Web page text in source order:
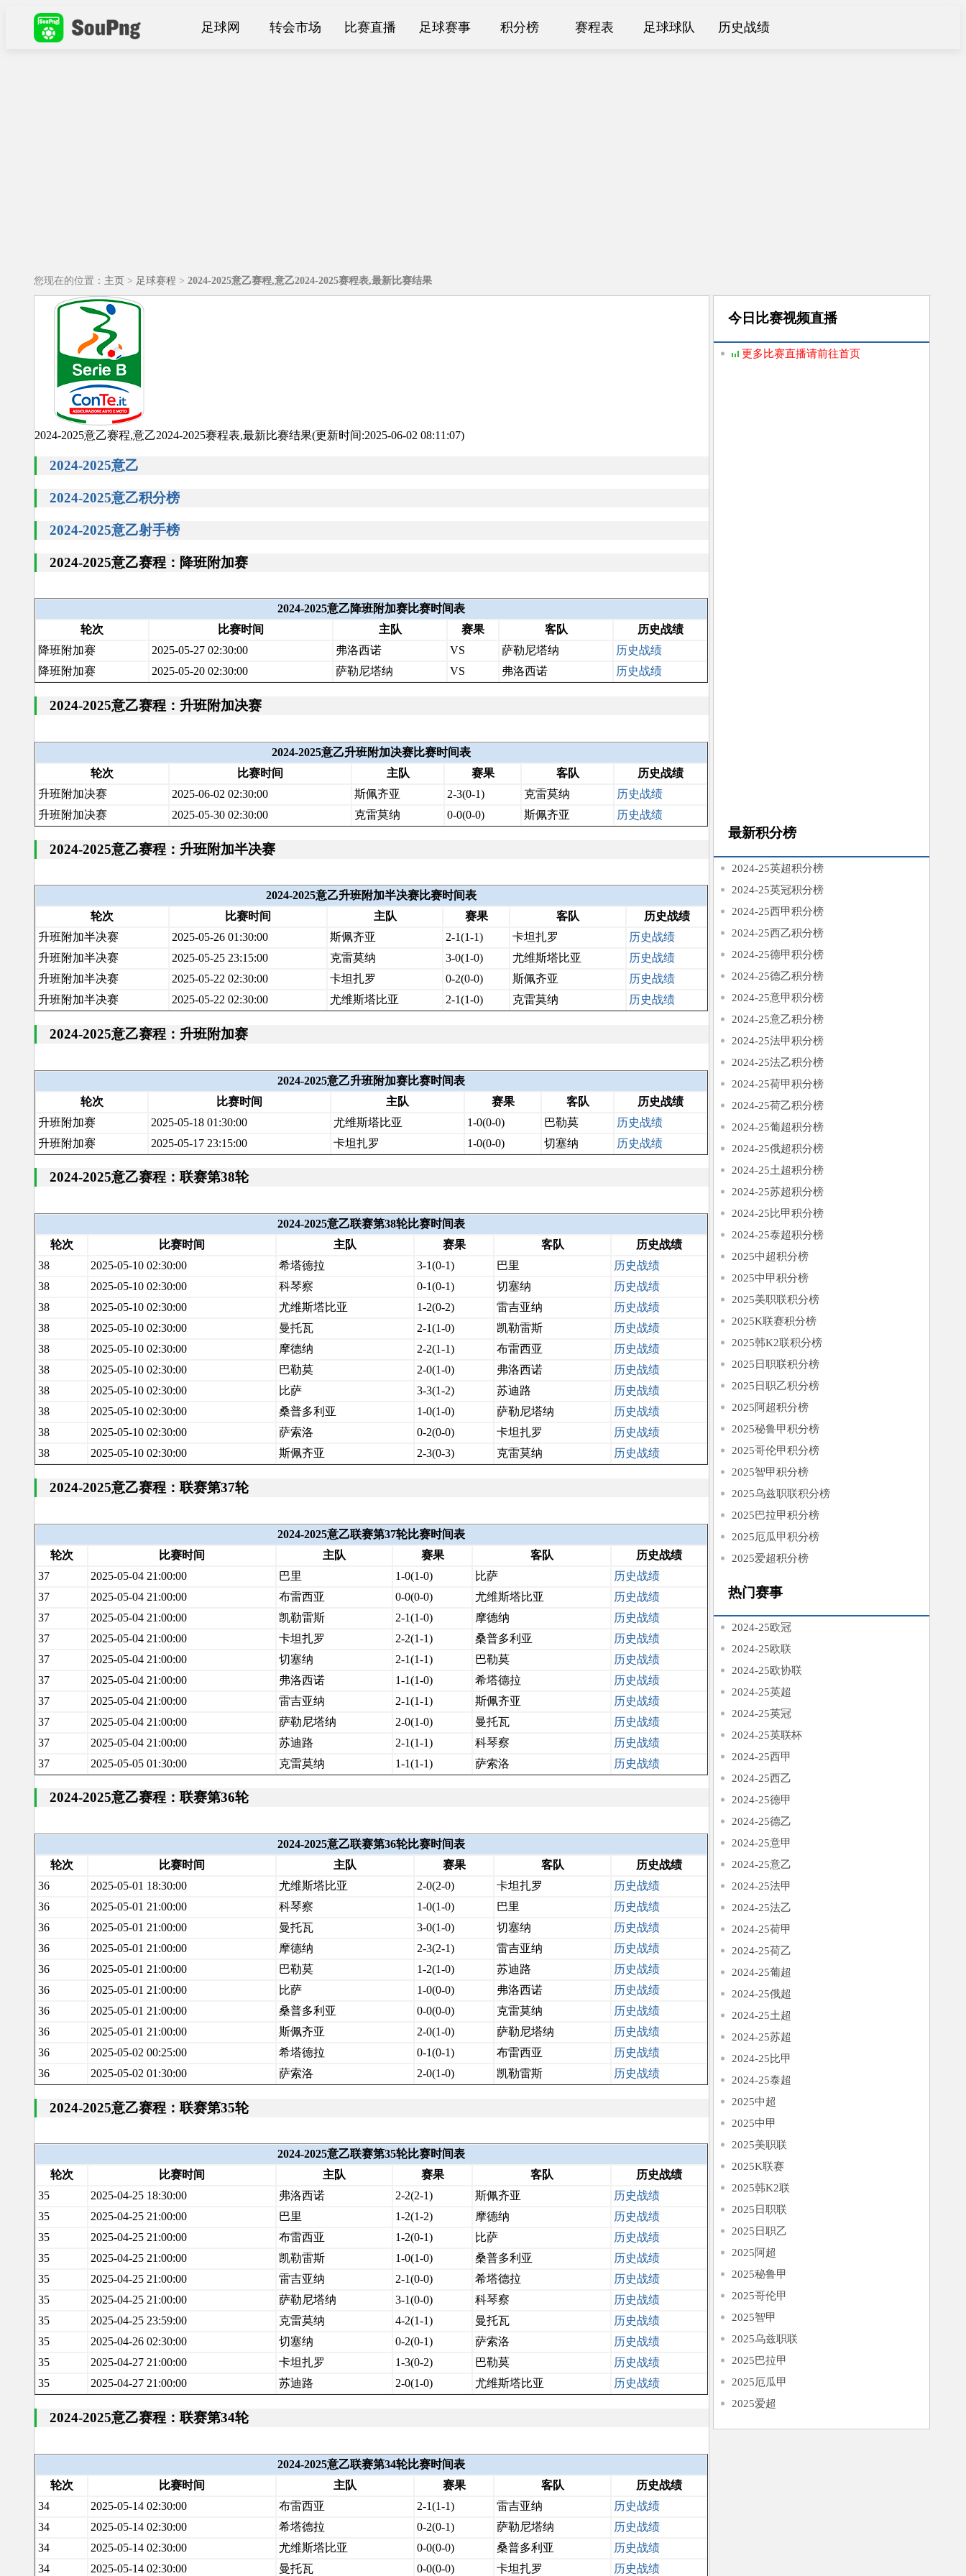
足球网 转会市场 比赛直播 足球赛事 积分榜 赛程表 足球球队 历史战绩
您现在的位置： 主页 > 足球赛程 > 2024-2025意乙赛程,意乙2024-2025赛程表,最新比赛结果
2024-2025意乙赛程,意乙2024-2025赛程表,最新比赛结果(更新时间:2025-06-02 08:11:07)
2024-2025意乙
2024-2025意乙积分榜
2024-2025意乙射手榜
2024-2025意乙赛程：降班附加赛
2024-2025意乙降班附加赛比赛时间表
轮次
比赛时间 主队 赛果 客队
历史战绩
降班附加赛
2025-05-27 02:30:00 弗洛西诺 VS 萨勒尼塔纳
历史战绩
降班附加赛
2025-05-20 02:30:00 萨勒尼塔纳 VS 弗洛西诺 历史战绩
2024-2025意乙赛程：升班附加决赛
2024-2025意乙升班附加决赛比赛时间表
轮次
比赛时间 主队 赛果 客队
历史战绩
升班附加决赛
2025-06-02 02:30:00 斯佩齐亚 2-3(0-1) 克雷莫纳
历史战绩
升班附加决赛
2025-05-30 02:30:00 克雷莫纳 0-0(0-0) 斯佩齐亚 历史战绩
2024-2025意乙赛程：升班附加半决赛
2024-2025意乙升班附加半决赛比赛时间表
轮次
比赛时间 主队 赛果 客队
历史战绩
升班附加半决赛
2025-05-26 01:30:00 斯佩齐亚 2-1(1-1) 卡坦扎罗
历史战绩
升班附加半决赛
2025-05-25 23:15:00 克雷莫纳 3-0(1-0) 尤维斯塔比亚
历史战绩
升班附加半决赛
2025-05-22 02:30:00 卡坦扎罗 0-2(0-0) 斯佩齐亚
历史战绩
升班附加半决赛
2025-05-22 02:30:00 尤维斯塔比亚 2-1(1-0) 克雷莫纳 历史战绩
2024-2025意乙赛程：升班附加赛
2024-2025意乙升班附加赛比赛时间表
轮次
比赛时间 主队 赛果 客队
历史战绩
升班附加赛
2025-05-18 01:30:00 尤维斯塔比亚 1-0(0-0) 巴勒莫
历史战绩
升班附加赛
2025-05-17 23:15:00 卡坦扎罗 1-0(0-0) 切塞纳 历史战绩
2024-2025意乙赛程：联赛第38轮
2024-2025意乙联赛第38轮比赛时间表
轮次
比赛时间 主队 赛果 客队
历史战绩
38
2025-05-10 02:30:00 希塔德拉 3-1(0-1) 巴里
历史战绩
38
2025-05-10 02:30:00 科琴察 0-1(0-1) 切塞纳
历史战绩
38
2025-05-10 02:30:00 尤维斯塔比亚 1-2(0-2) 雷吉亚纳
历史战绩
38
2025-05-10 02:30:00 曼托瓦 2-1(1-0) 凯勒雷斯
历史战绩
38
2025-05-10 02:30:00 摩德纳 2-2(1-1) 布雷西亚
历史战绩
38
2025-05-10 02:30:00 巴勒莫 2-0(1-0) 弗洛西诺
历史战绩
38
2025-05-10 02:30:00 比萨 3-3(1-2) 苏迪路
历史战绩
38
2025-05-10 02:30:00 桑普多利亚 1-0(1-0) 萨勒尼塔纳
历史战绩
38
2025-05-10 02:30:00 萨索洛 0-2(0-0) 卡坦扎罗
历史战绩
38
2025-05-10 02:30:00 斯佩齐亚 2-3(0-3) 克雷莫纳 历史战绩
2024-2025意乙赛程：联赛第37轮
2024-2025意乙联赛第37轮比赛时间表
轮次
比赛时间 主队 赛果 客队
历史战绩
37
2025-05-04 21:00:00 巴里 1-0(1-0) 比萨
历史战绩
37
2025-05-04 21:00:00 布雷西亚 0-0(0-0) 尤维斯塔比亚
历史战绩
37
2025-05-04 21:00:00 凯勒雷斯 2-1(1-0) 摩德纳
历史战绩
37
2025-05-04 21:00:00 卡坦扎罗 2-2(1-1) 桑普多利亚
历史战绩
37
2025-05-04 21:00:00 切塞纳 2-1(1-1) 巴勒莫
历史战绩
37
2025-05-04 21:00:00 弗洛西诺 1-1(1-0) 希塔德拉
历史战绩
37
2025-05-04 21:00:00 雷吉亚纳 2-1(1-1) 斯佩齐亚
历史战绩
37
2025-05-04 21:00:00 萨勒尼塔纳 2-0(1-0) 曼托瓦
历史战绩
37
2025-05-04 21:00:00 苏迪路 2-1(1-1) 科琴察
历史战绩
37
2025-05-05 01:30:00 克雷莫纳 1-1(1-1) 萨索洛 历史战绩
2024-2025意乙赛程：联赛第36轮
2024-2025意乙联赛第36轮比赛时间表
轮次
比赛时间 主队 赛果 客队
历史战绩
36
2025-05-01 18:30:00 尤维斯塔比亚 2-0(2-0) 卡坦扎罗
历史战绩
36
2025-05-01 21:00:00 科琴察 1-0(1-0) 巴里
历史战绩
36
2025-05-01 21:00:00 曼托瓦 3-0(1-0) 切塞纳
历史战绩
36
2025-05-01 21:00:00 摩德纳 2-3(2-1) 雷吉亚纳
历史战绩
36
2025-05-01 21:00:00 巴勒莫 1-2(1-0) 苏迪路
历史战绩
36
2025-05-01 21:00:00 比萨 1-0(0-0) 弗洛西诺
历史战绩
36
2025-05-01 21:00:00 桑普多利亚 0-0(0-0) 克雷莫纳
历史战绩
36
2025-05-01 21:00:00 斯佩齐亚 2-0(1-0) 萨勒尼塔纳
历史战绩
36
2025-05-02 00:25:00 希塔德拉 0-1(0-1) 布雷西亚
历史战绩
36
2025-05-02 01:30:00 萨索洛 2-0(1-0) 凯勒雷斯 历史战绩
2024-2025意乙赛程：联赛第35轮
2024-2025意乙联赛第35轮比赛时间表
轮次
比赛时间 主队 赛果 客队
历史战绩
35
2025-04-25 18:30:00 弗洛西诺 2-2(2-1) 斯佩齐亚
历史战绩
35
2025-04-25 21:00:00 巴里 1-2(1-2) 摩德纳
历史战绩
35
2025-04-25 21:00:00 布雷西亚 1-2(0-1) 比萨
历史战绩
35
2025-04-25 21:00:00 凯勒雷斯 1-0(1-0) 桑普多利亚
历史战绩
35
2025-04-25 21:00:00 雷吉亚纳 2-1(0-0) 希塔德拉
历史战绩
35
2025-04-25 21:00:00 萨勒尼塔纳 3-1(0-0) 科琴察
历史战绩
35
2025-04-25 23:59:00 克雷莫纳 4-2(1-1) 曼托瓦
历史战绩
35
2025-04-26 02:30:00 切塞纳 0-2(0-1) 萨索洛
历史战绩
35
2025-04-27 21:00:00 卡坦扎罗 1-3(0-2) 巴勒莫
历史战绩
35
2025-04-27 21:00:00 苏迪路 2-0(1-0) 尤维斯塔比亚 历史战绩
2024-2025意乙赛程：联赛第34轮
2024-2025意乙联赛第34轮比赛时间表
轮次
比赛时间 主队 赛果 客队
历史战绩
34
2025-05-14 02:30:00 布雷西亚 2-1(1-1) 雷吉亚纳
历史战绩
34
2025-05-14 02:30:00 希塔德拉 0-2(0-1) 萨勒尼塔纳
历史战绩
34
2025-05-14 02:30:00 尤维斯塔比亚 0-0(0-0) 桑普多利亚
历史战绩
34
2025-05-14 02:30:00 曼托瓦 0-0(0-0) 卡坦扎罗 历史战绩
今日比赛视频直播
更多比赛直播请前往首页
最新积分榜
2024-25英超积分榜
2024-25英冠积分榜
2024-25西甲积分榜
2024-25西乙积分榜
2024-25德甲积分榜
2024-25德乙积分榜
2024-25意甲积分榜
2024-25意乙积分榜
2024-25法甲积分榜
2024-25法乙积分榜
2024-25荷甲积分榜
2024-25荷乙积分榜
2024-25葡超积分榜
2024-25俄超积分榜
2024-25土超积分榜
2024-25苏超积分榜
2024-25比甲积分榜
2024-25泰超积分榜
2025中超积分榜
2025中甲积分榜
2025美职联积分榜
2025K联赛积分榜
2025韩K2联积分榜
2025日职联积分榜
2025日职乙积分榜
2025阿超积分榜
2025秘鲁甲积分榜
2025哥伦甲积分榜
2025智甲积分榜
2025乌兹职联积分榜
2025巴拉甲积分榜
2025厄瓜甲积分榜
2025爱超积分榜
热门赛事
2024-25欧冠
2024-25欧联
2024-25欧协联
2024-25英超
2024-25英冠
2024-25英联杯
2024-25西甲
2024-25西乙
2024-25德甲
2024-25德乙
2024-25意甲
2024-25意乙
2024-25法甲
2024-25法乙
2024-25荷甲
2024-25荷乙
2024-25葡超
2024-25俄超
2024-25土超
2024-25苏超
2024-25比甲
2024-25泰超
2025中超
2025中甲
2025美职联
2025K联赛
2025韩K2联
2025日职联
2025日职乙
2025阿超
2025秘鲁甲
2025哥伦甲
2025智甲
2025乌兹职联
2025巴拉甲
2025厄瓜甲
2025爱超